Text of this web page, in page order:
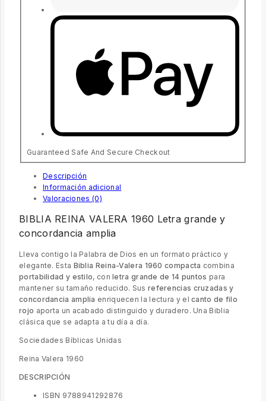
Guaranteed Safe And Secure Checkout
Descripción
Información adicional
Valoraciones (0)
BIBLIA REINA VALERA 1960 Letra grande y
concordancia amplia
Lleva contigo la Palabra de Dios en un formato práctico y
elegante. Esta Biblia Reina-Valera 1960 compacta combina
portabilidad y estilo, conletra grande de 14 puntos para
mantener su tamaño reducido. Sus referencias cruzadas y
concordancia amplia enriquecen la lectura y elcanto de filo
rojo aporta un acabado distinguido y duradero. Una Biblia
clásica que se adapta a tu día a día.
Sociedades Bíblicas Unidas
Reina Valera 1960
DESCRIPCIÓN
ISBN 9788941292876